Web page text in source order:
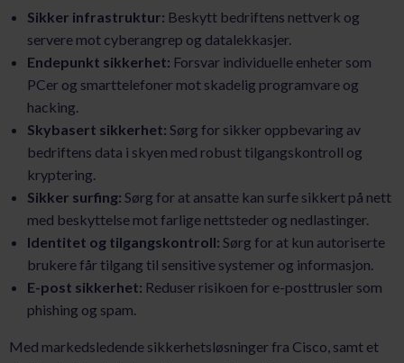
Sikker infrastruktur: Beskytt bedriftens nettverk og
servere mot cyberangrep og datalekkasjer.
Endepunkt sikkerhet: Forsvar individuelle enheter som
PCer og smarttelefoner mot skadelig programvare og
hacking.
Skybasert sikkerhet: Sørg for sikker oppbevaring av
bedriftens data i skyen med robust tilgangskontroll og
kryptering.
Sikker surfing: Sørg for at ansatte kan surfe sikkert på nett
med beskyttelse mot farlige nettsteder og nedlastinger.
Identitet og tilgangskontroll: Sørg for at kun autoriserte
brukere får tilgang til sensitive systemer og informasjon.
E-post sikkerhet: Reduser risikoen for e-posttrusler som
phishing og spam.
Med markedsledende sikkerhetsløsninger fra Cisco, samt et